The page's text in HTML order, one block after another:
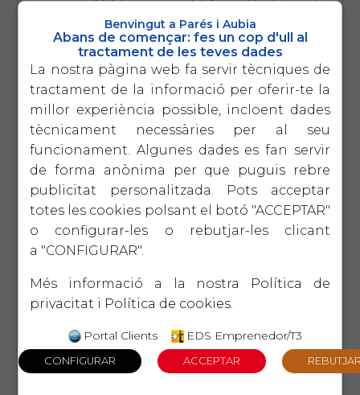
dirigir l empresa amb informació calu i pendre
17 de setembre
Lideratge productiu
Un taller pràctic per millorar la productivitat
pròpia i la de l equip amb un lideratge
autèntic i sostenible
VERTICALS
1 d'octubre
El protocol familiar
La perdurabilitat de l'empresa familiar passa
pel diàleg intergeneracional en base a la
CONFIANÇA i el COMPROMÍS.
5ª
EDICIÓ
Introducció a la intel ligència
artificial
Què és ChatGPT i com ens pot ajudar a
EIX
LIDERATGE
22 d'octubre
4ª
EDICIÓ
Benvingut a Parés i Aubia
Abans de començar: fes un cop d'ull al
tractament de les teves dades
La nostra pàgina web fa servir tècniques de
tractament de la informació per oferir-te la
millor experiència possible, incloent dades
tècnicament necessàries per al seu
funcionament. Algunes dades es fan servir
de forma anònima per que puguis rebre
publicitat personalitzada. Pots acceptar
totes les cookies polsant el botó "ACCEPTAR"
o configurar-les o rebutjar-les clicant
a "CONFIGURAR".
Més informació a la nostra
Política de
privacitat i Política de cookies.
Portal Clients EDS Emprenedor/T3